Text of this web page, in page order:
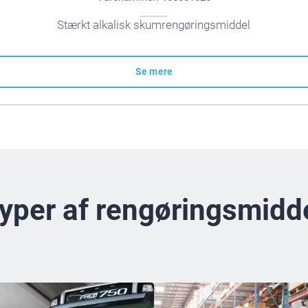
Stærkt alkalisk skumrengøringsmiddel
Se mere
af